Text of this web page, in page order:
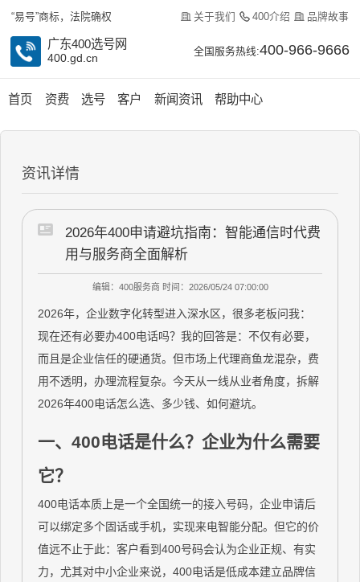
“易号”商标，法院确权 关于我们 400介绍 品牌故事
广东400选号网
400.gd.cn
全国服务热线:400-966-9666
首页 资费 选号 客户 新闻资讯 帮助中心
资讯详情
2026年400申请避坑指南：智能通信时代费
用与服务商全面解析
编辑：400服务商 时间：2026/05/24 07:00:00
2026年，企业数字化转型进入深水区，很多老板问我：
现在还有必要办400电话吗？我的回答是：不仅有必要，
而且是企业信任的硬通货。但市场上代理商鱼龙混杂，费
用不透明，办理流程复杂。今天从一线从业者角度，拆解
2026年400电话怎么选、多少钱、如何避坑。
一、400电话是什么？企业为什么需要
它？
400电话本质上是一个全国统一的接入号码，企业申请后
可以绑定多个固话或手机，实现来电智能分配。但它的价
值远不止于此：客户看到400号码会认为企业正规、有实
力，尤其对中小企业来说，400电话是低成本建立品牌信